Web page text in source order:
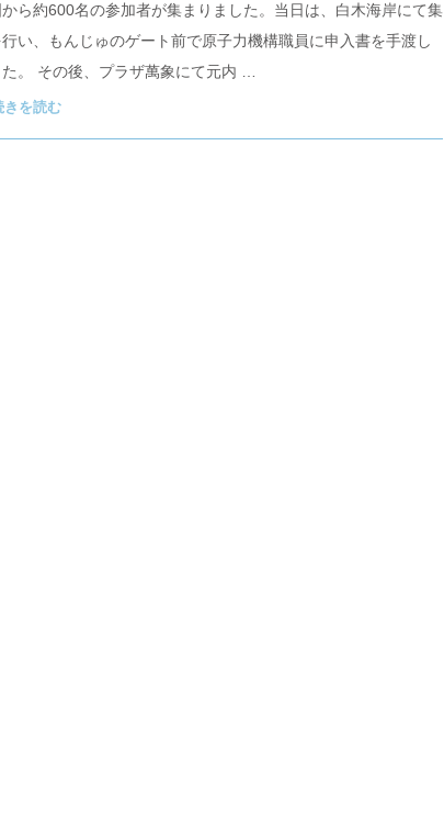
ら約600名の参加者が集まりました。当日は、白木海岸にて集
い、もんじゅのゲート前で原子力機構職員に申入書を手渡し
。 その後、プラザ萬象にて元内 …
きを読む